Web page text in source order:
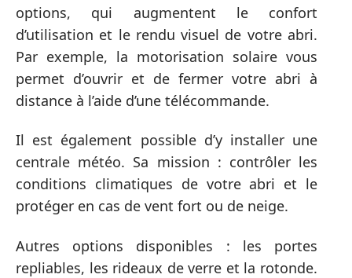
options, qui augmentent le confort
d’utilisation et le rendu visuel de votre abri.
Par exemple, la motorisation solaire vous
permet d’ouvrir et de fermer votre abri à
distance à l’aide d’une télécommande.
Il est également possible d’y installer une
centrale météo. Sa mission : contrôler les
conditions climatiques de votre abri et le
protéger en cas de vent fort ou de neige.
Autres options disponibles : les portes
repliables, les rideaux de verre et la rotonde.